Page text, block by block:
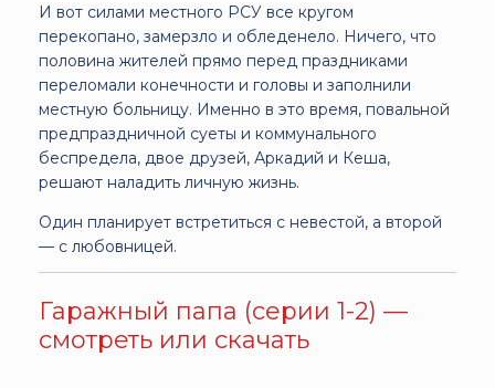
И вот силами местного РСУ все кругом
перекопано, замерзло и обледенело. Ничего, что
половина жителей прямо перед праздниками
переломали конечности и головы и заполнили
местную больницу. Именно в это время, повальной
предпраздничной суеты и коммунального
беспредела, двое друзей, Аркадий и Кеша,
решают наладить личную жизнь.
Один планирует встретиться с невестой, а второй
— с любовницей.
Гаражный папа (серии 1-2) —
смотреть или скачать